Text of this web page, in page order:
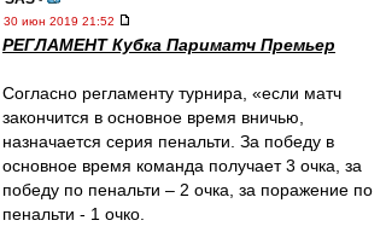
30 июн 2019 21:52
РЕГЛАМЕНТ Кубка Париматч Премьер
Согласно регламенту турнира, «если матч
закончится в основное время вничью,
назначается серия пенальти. За победу в
основное время команда получает 3 очка, за
победу по пенальти – 2 очка, за поражение по
пенальти - 1 очко.